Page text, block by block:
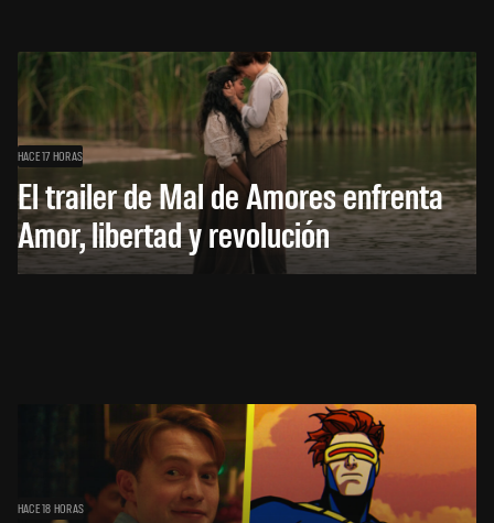
HACE 17 HORAS
El trailer de Mal de Amores enfrenta
Amor, libertad y revolución
HACE 18 HORAS